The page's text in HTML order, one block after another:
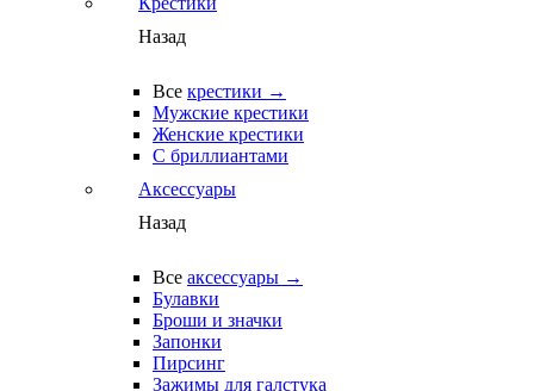
Назад
Все крестики →
Мужские крестики
Женские крестики
С бриллиантами
Аксессуары
Назад
Все аксессуары →
Булавки
Броши и значки
Запонки
Пирсинг
Зажимы для галстука